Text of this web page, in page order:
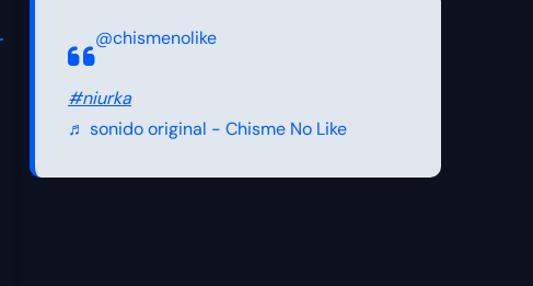
@chismenolike
#niurka
♬ sonido original - Chisme No Like